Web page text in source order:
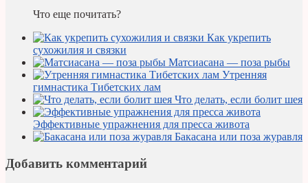
Что еще почитать?
Как укрепить
сухожилия и связки
Матсиасана — поза рыбы
Утренняя
гимнастика Тибетских лам
Что делать, если болит шея
Эффективные упражнения для пресса живота
Бакасана или поза журавля
Добавить комментарий